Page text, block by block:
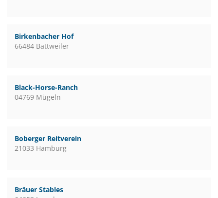
Birkenbacher Hof
66484 Battweiler
Black-Horse-Ranch
04769 Mügeln
Boberger Reitverein
21033 Hamburg
Bräuer Stables